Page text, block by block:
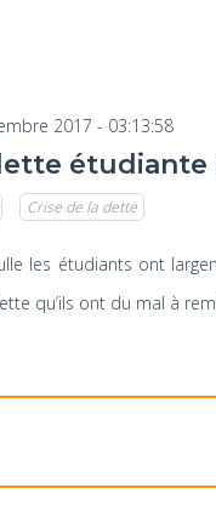
2017 - 03:13:58
étudiante
Crise de la dette
les étudiants ont
qu’ils ont du mal à